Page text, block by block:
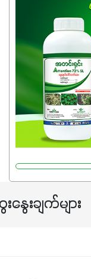
အရည်အသွေးစိတ်ခ
သုံးသင့်ပါတယ်။
နွေးချက်များ